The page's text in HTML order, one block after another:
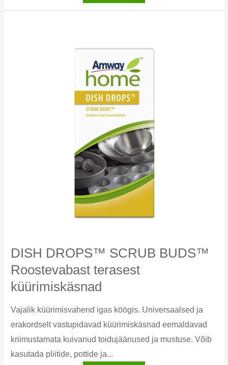
GOODNESS
Higistamisvastane
rulldeodorant
DISH DROPS™ SCRUB BUDS™
Roostevabast terasest
küürimiskäsnad
Vajalik küürimisvahend igas köögis. Universaalsed ja
erakordselt vastupidavad küürimiskäsnad eemaldavad
kriimustamata kuivanud toidujäänused ja mustuse. Võib
kasutada pliitide, pottide ja...